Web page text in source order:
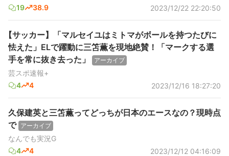
19
38.9 2023/12/22 22:20:50
【サッカー】「マルセイユはミトマがボールを持つたびに
怯えた」ELで躍動に三笘薫を現地絶賛！「マークする選
手を常に抜き去った」
アーカイブ
芸スポ速報+
4
4 2023/12/16 18:27:20
久保建英と三笘薫ってどっちが日本のエースなの？現時点
で アーカイブ
なんでも実況G
4
4 2023/12/12 04:16:09